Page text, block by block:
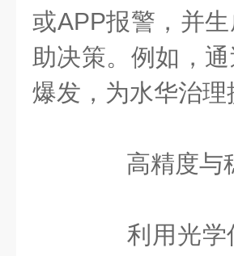
或APP报警，并
助决策。例如，
爆发，为水华治
高精度与
利用光学传